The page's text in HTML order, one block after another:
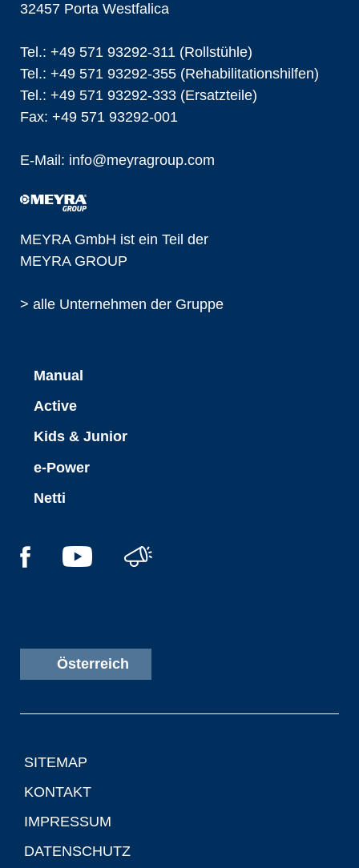
32457 Porta Westfalica
Tel.: +49 571 93292-311 (Rollstühle)
Tel.: +49 571 93292-355 (Rehabilitationshilfen)
Tel.: +49 571 93292-333 (Ersatzteile)
Fax: +49 571 93292-001
E-Mail: info@meyragroup.com
MEYRA GmbH ist ein Teil der
MEYRA GROUP
> alle Unternehmen der Gruppe
Manual
Active
Kids & Junior
e-Power
Netti
Österreich
SITEMAP
KONTAKT
IMPRESSUM
DATENSCHUTZ